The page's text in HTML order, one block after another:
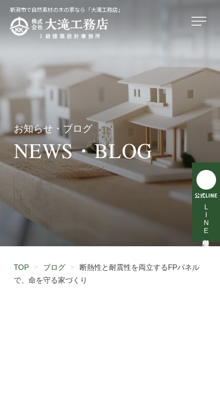
新潟市で自然素材の木の家なら「大滝工務店」
公式LINE
LINE相談受付中
お知らせ・ブログ
NEWS・BLOG
TOP > ブログ >
断熱性と耐震性を両立するFPパネル
で、命を守る家づくり